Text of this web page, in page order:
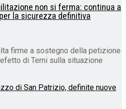
non si ferma: continua a
la sicurezza definitiva
firme a sostegno della petizione
di Terni sulla situazione